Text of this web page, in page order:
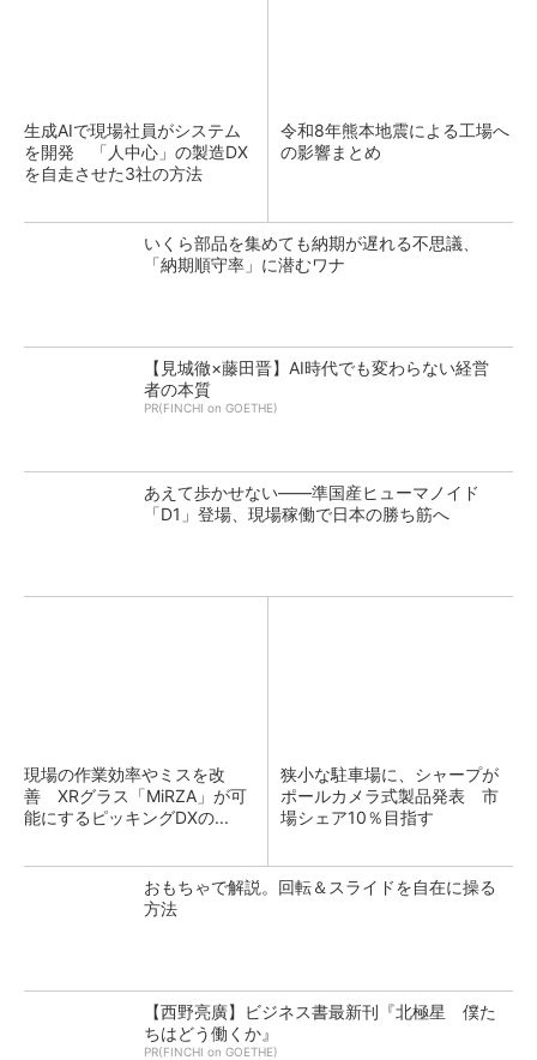
生成AIで現場社員がシステム
を開発 「人中心」の製造DX
を自走させた3社の方法
令和8年熊本地震による工場へ
の影響まとめ
いくら部品を集めても納期が遅れる不思議、
「納期順守率」に潜むワナ
【見城徹×藤田晋】AI時代でも変わらない経営
者の本質
PR(FINCHI on GOETHE)
あえて歩かせない――準国産ヒューマノイド
「D1」登場、現場稼働で日本の勝ち筋へ
現場の作業効率やミスを改
善 XRグラス「MiRZA」が可
能にするピッキングDXの...
狭小な駐車場に、シャープが
ポールカメラ式製品発表 市
場シェア10％目指す
おもちゃで解説。回転＆スライドを自在に操る
方法
【西野亮廣】ビジネス書最新刊『北極星 僕た
ちはどう働くか』
PR(FINCHI on GOETHE)